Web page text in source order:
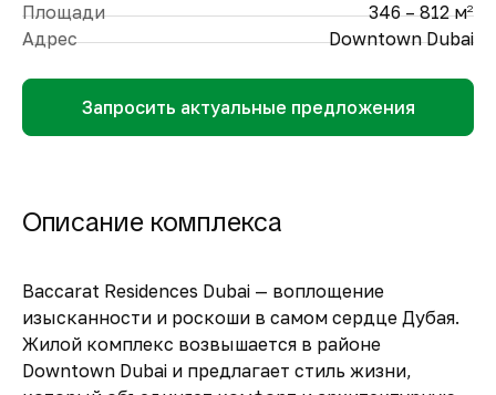
Площади
346 – 812 м2
Адрес Downtown Dubai
Запросить актуальные предложения
Описание комплекса
Baccarat Residences Dubai — воплощение
изысканности и роскоши в самом сердце Дубая.
Жилой комплекс возвышается в районе
Downtown Dubai и предлагает стиль жизни,